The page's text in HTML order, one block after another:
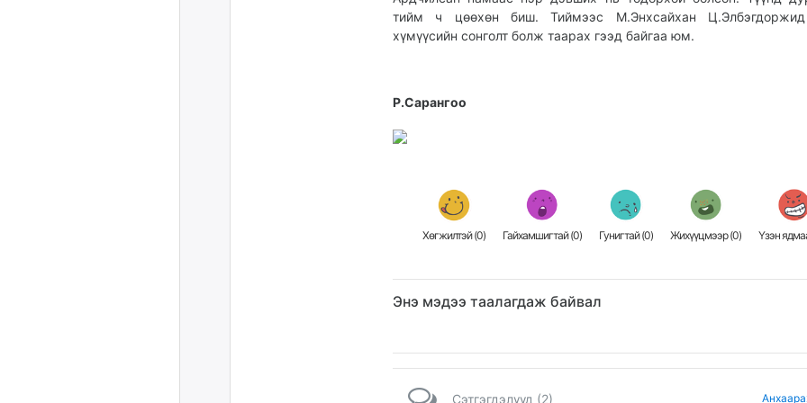
тийм ч цөөхөн биш. Тиймээс М.Энхсайхан Ц.Элбэгдоржид
хүмүүсийн сонголт болж таарах гээд байгаа юм.
Р.Сарангоо
Хөгжилтэй (0) Гайхамшигтай (0) Гунигтай (0) Жихүүцмээр (0) Үзэн
Энэ мэдээ таалагдаж байвал
Сэтгэгдэлүүд (2)